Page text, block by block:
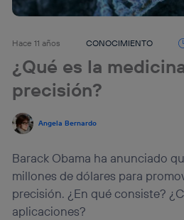
Hace 11 años CONOCIMIENTO
¿Qué es la
precisión?
Angela Bernardo
Barack Obama ha anunciado
millones de dólares para
precisión. ¿En qué consiste?
aplicaciones?